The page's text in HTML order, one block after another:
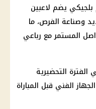
بلجيكي يضم لاعبين
وصناعة الفرص، ما
المستمر مع رباعي
التحضيرية
الفني قبل المباراة